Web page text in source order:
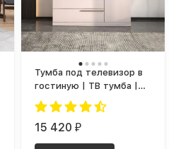
Тумба под телевизор в
гостиную | ТВ тумба |
Тумба под ТВ niko 3
(кашемир / золото)
15 420₽